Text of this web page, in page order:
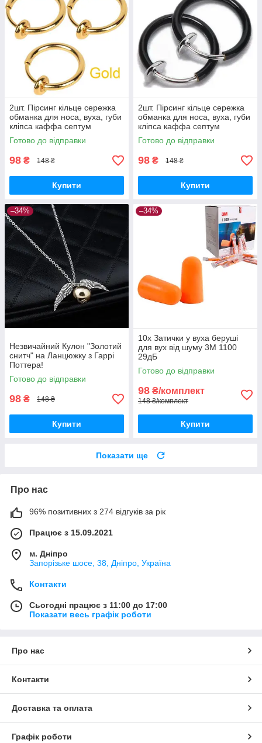
2шт. Пірсинг кільце сережка
обманка для носа, вуха, губи
кліпса каффа септум
(золото)
Готово до відправки
98 ₴ 148 ₴
Купити
2шт. Пірсинг кільце сережка
обманка для носа, вуха, губи
кліпса каффа септум
(чорний)
Готово до відправки
98 ₴ 148 ₴
Купити
–34%
Незвичайний Кулон "Золотий
снитч" на Ланцюжку з Гаррі
Поттера!
Готово до відправки
98 ₴ 148 ₴
Купити
–34%
10x Затички у вуха беруші
для вух від шуму 3M 1100
29дБ
Готово до відправки
98 ₴/комплект
148 ₴/комплект
Купити
Показати ще
Про нас
96% позитивних з 274 відгуків за рік
Працює з 15.09.2021
м. Дніпро
Запорізьке шосе, 38, Дніпро, Україна
Контакти
Сьогодні працює з 11:00 до 17:00
Показати весь графік роботи
Про нас
Контакти
Доставка та оплата
Графік роботи